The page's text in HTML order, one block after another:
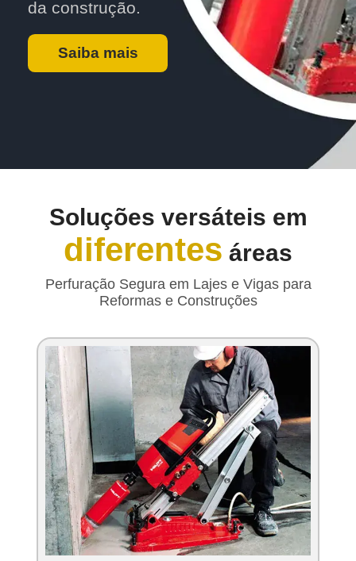
da construção.
Saiba mais
Soluções versáteis em
diferentes áreas
Perfuração Segura em Lajes e Vigas para
Reformas e Construções